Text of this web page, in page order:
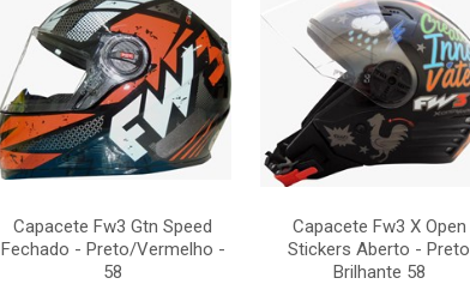
Capacete Fw3 Gtn Speed
Fechado - Preto/Vermelho -
58
Capacete Fw3 X Open
Stickers Aberto - Preto
Brilhante 58